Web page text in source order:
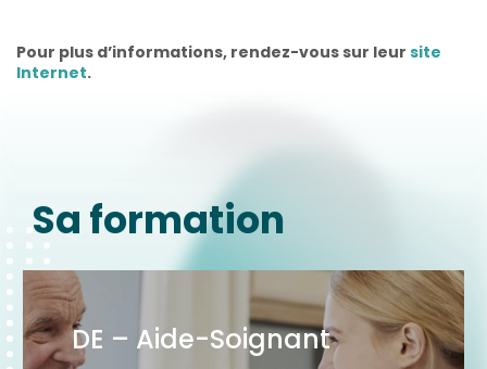
Pour plus d’informations, rendez-vous sur leur site
Internet.
Sa formation
DE – Aide-Soignant